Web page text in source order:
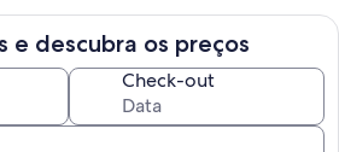
o Wi-Fi (velocidade: 250 Mbps ou
até 10 dispositivos)) gratuitamente.Os
e descubra os preços
Check-out